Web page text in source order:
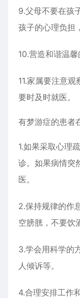
9.父母不要在孩
孩子的心理负担
10.营造和谐温馨
11.家属要注意
要时及时就医。
有梦游症的患者
1.如果采取心理
诊。如果病情突
医。
2.保持规律的作
空膀胱，不要饮
3.学会用科学的
人倾诉等。
4.合理安排工作